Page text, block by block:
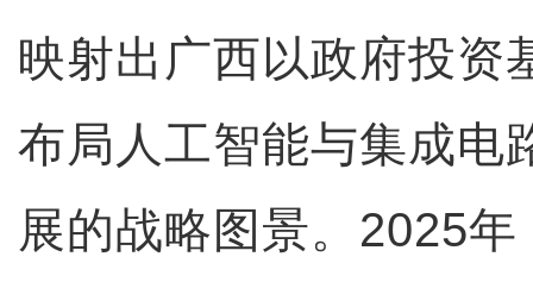
映射出广西以政府投资
布局人工智能与集成电
展的战略图景。2025